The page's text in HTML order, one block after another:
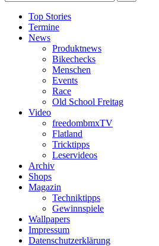
Top Stories
Termine
News
Produktnews
Bikechecks
Menschen
Events
Race
Old School Freitag
Video
freedombmxTV
Flatland
Tricktipps
Leservideos
Archiv
Shops
Magazin
Techniktipps
Gewinnspiele
Wallpapers
Impressum
Datenschutzerklärung